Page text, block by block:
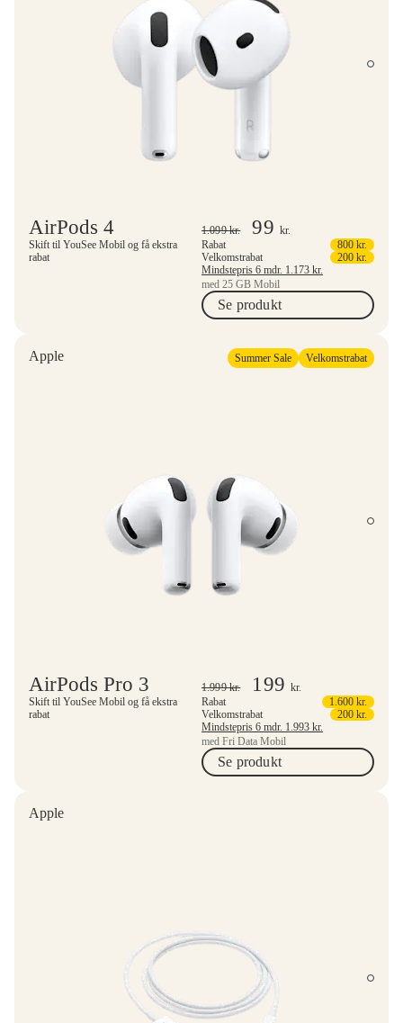
AirPods 4
Skift til YouSee Mobil og få ekstra
rabat
1.099kr. 99 kr.
Rabat
800 kr.
Velkomstrabat
200 kr.
Mindstepris 6 mdr. 1.173 kr.
med 25 GB Mobil
Se produkt
Apple Summer Sale Velkomstrabat
AirPods Pro 3
Skift til YouSee Mobil og få ekstra
rabat
1.999kr. 199 kr.
Rabat
1.600 kr.
Velkomstrabat
200 kr.
Mindstepris 6 mdr. 1.993 kr.
med Fri Data Mobil
Se produkt
Apple